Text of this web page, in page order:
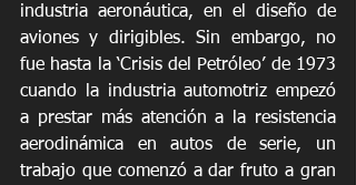
industria aeronáutica, en el diseño de
aviones y dirigibles. Sin embargo, no
fue hasta la ‘Crisis del Petróleo’ de 1973
cuando la industria automotriz empezó
a prestar más atención a la resistencia
aerodinámica en autos de serie, un
trabajo que comenzó a dar fruto a gran